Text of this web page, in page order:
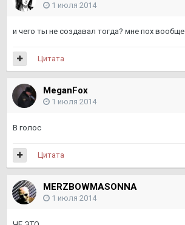
1 июля 2014
и чего ты не создавал тогда? мне пох вообще
Цитата
MeganFox
1 июля 2014
В голос
Цитата
MERZBOWMASONNA
1 июля 2014